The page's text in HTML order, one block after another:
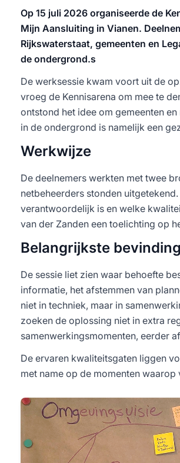
Op 15 juli 2026 organiseerde de
Mijn Aansluiting in Vianen.
Rijkswaterstaat, gemeenten en
de ondergrond.s
De werksessie kwam voort uit de
vroeg de Kennisarena om mee te
ontstond het idee om gemeenten
in de ondergrond is namelijk een
Werkwijze
De deelnemers werkten met twee
netbeheerders stonden
verantwoordelijk is en welke
van der Zanden een toelichting op
Belangrijkste
De sessie liet zien waar behoefte
informatie, het afstemmen van
niet in techniek, maar in
zoeken de oplossing niet in extra
samenwerkingsmomenten, eerder
De ervaren kwaliteitsgaten liggen
met name op de momenten